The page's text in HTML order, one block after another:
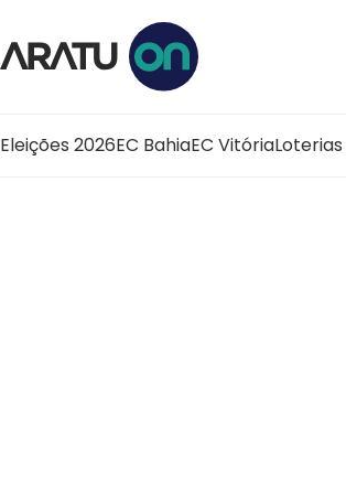
Eleições 2026EC BahiaEC VitóriaLoterias